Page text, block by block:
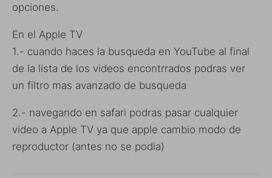
opciones.
En el Apple TV
1.- cuando haces la busqueda en YouTube al final
de la lista de los videos encontrrados podras ver
un filtro mas avanzado de busqueda
2.- navegando en safari podras pasar cualquier
video a Apple TV ya que apple cambio modo de
reproductor (antes no se podia)